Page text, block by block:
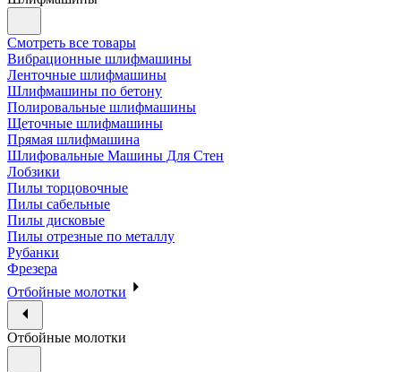
Смотреть все товары
Вибрационные шлифмашины
Ленточные шлифмашины
Шлифмашины по бетону
Полировальные шлифмашины
Щеточные шлифмашины
Прямая шлифмашина
Шлифовальные Машины Для Стен
Лобзики
Пилы торцовочные
Пилы сабельные
Пилы дисковые
Пилы отрезные по металлу
Рубанки
Фрезера
Отбойные молотки
Отбойные молотки